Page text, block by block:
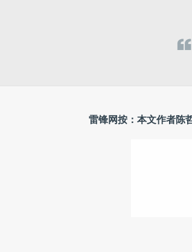
雷锋网按：本文作者陈